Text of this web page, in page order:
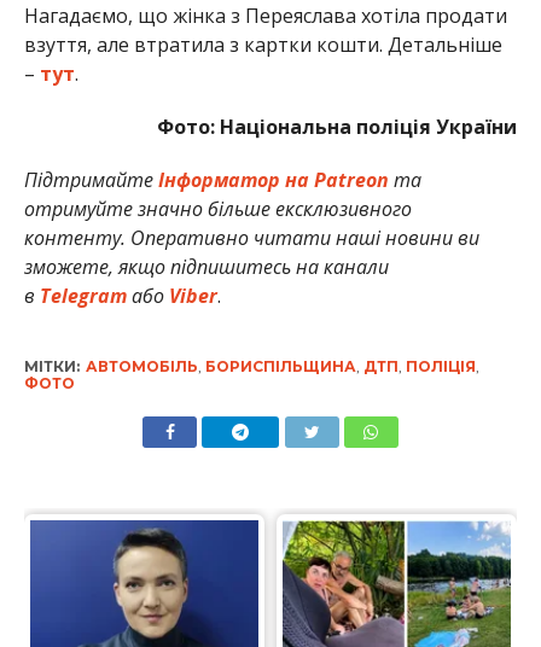
Нагадаємо, що жінка з Переяслава хотіла продати
взуття, але втратила з картки кошти. Детальніше
– тут.
Фото: Національна поліція України
ПідтримайтеІнформатор на Patreon та
отримуйте значно більше ексклюзивного
контенту. Оперативно читати наші новини ви
зможете, якщо підпишитесь на канали
в Telegramабо Viber.
МІТКИ: АВТОМОБІЛЬ, БОРИСПІЛЬЩИНА, ДТП, ПОЛІЦІЯ,
ФОТО